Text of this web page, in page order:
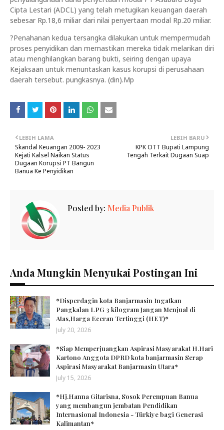
Cipta Lestari (ADCL) yang telah metugikan keuangan daerah
sebesar Rp.18,6 miliar dari nilai penyertaan modal Rp.20 miliar.
?Penahanan kedua tersangka dilakukan untuk mempermudah
proses penyidikan dan memastikan mereka tidak melarikan diri
atau menghilangkan barang bukti, seiring dengan upaya
Kejaksaan untuk menuntaskan kasus korupsi di perusahaan
daerah tersebut. pungkasnya. (din).Mp
LEBIH BARU
KPK OTT Bupati Lampung
Tengah Terkait Dugaan Suap
LEBIH LAMA
Skandal Keuangan 2009- 2023
Kejati Kalsel Naikan Status
Dugaan Korupsi PT Bangun
Banua Ke Penyidikan
Posted by: Media Publik
Anda Mungkin Menyukai Postingan Ini
*Disperdagin kota Banjarmasin Ingatkan
Pangkalan LPG 3 kilogram Jangan Menjual di
Atas,Harga Eceran Tertinggi (HET)*
July 20, 2026
*Siap Memperjuangkan Aspirasi Masyarakat H.Hari
Kartono Anggota DPRD kota banjarmasin Serap
Aspirasi Masyarakat Banjarmasin Utara*
July 15, 2026
*Hj.Hanna Gitarisna, Sosok Perempuan Banua
yang membangun jembatan Pendidikan
Internasional Indonesia - Türkiye bagi Generasi
Kalimantan*